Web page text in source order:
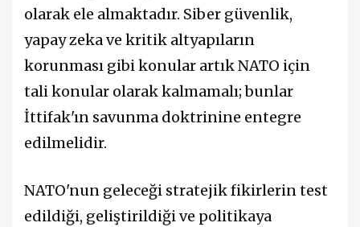
olarak ele almaktadır. Siber güvenlik,
yapay zeka ve kritik altyapıların
korunması gibi konular artık NATO için
tali konular olarak kalmamalı; bunlar
İttifak'ın savunma doktrinine entegre
edilmelidir.
NATO'nun geleceği stratejik fikirlerin test
edildiği, geliştirildiği ve politikaya